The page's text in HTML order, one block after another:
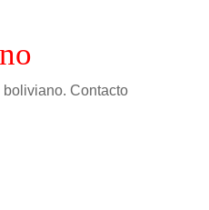
boliviano. Contacto